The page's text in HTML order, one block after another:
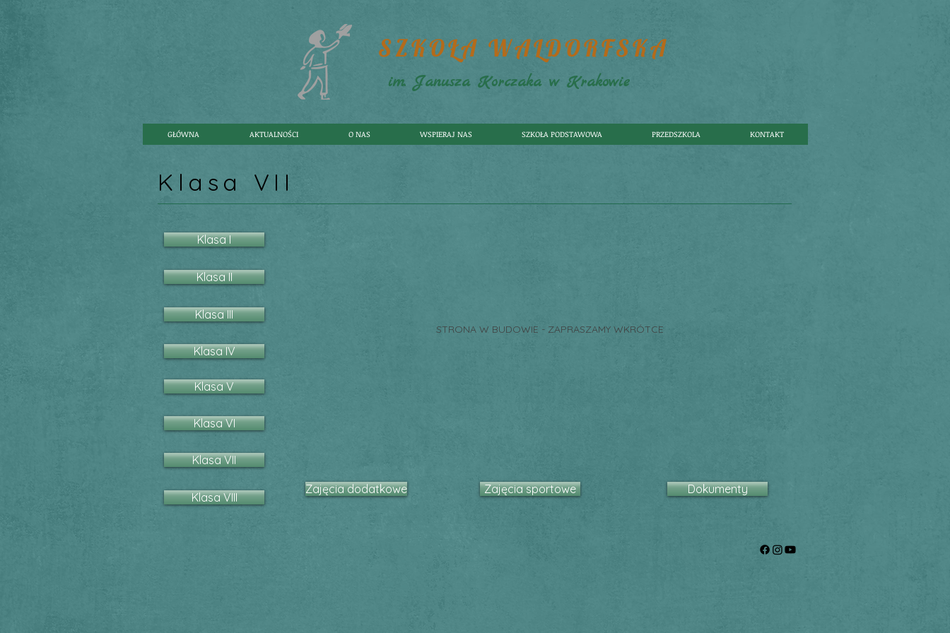
SZKOŁA WALDORFSKA
im. Janusza Korczaka w Krakowie
GŁÓWNA AKTUALNOŚCI O NAS WSPIERAJ NAS SZKOŁA PODSTAWOWA PRZEDSZKOLA KONTAKT
Klasa VII
Klasa I
Klasa II
Klasa III
Klasa IV
Klasa V
Klasa VI
Klasa VII
Klasa VIII
STRONA W BUDOWIE - ZAPRASZAMY WKRÓTCE
Zajęcia dodatkowe Zajęcia sportowe Dokumenty